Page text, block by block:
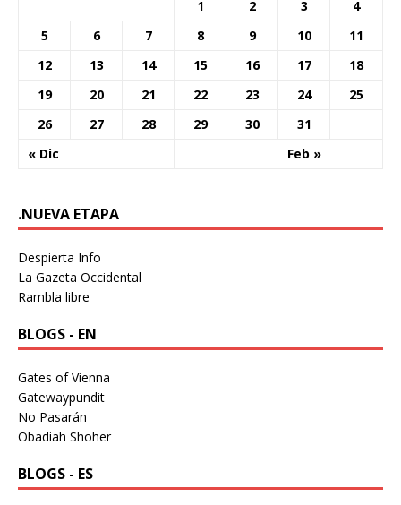
« Dic Feb »
1 2 3
4
5
6 7 8 9 10
11
12
13 14 15 16 17
18
19
20 21 22 23 24
25
26
27 28 29 30 31
.NUEVA ETAPA
Despierta Info
La Gazeta Occidental
Rambla libre
BLOGS - EN
Gates of Vienna
Gatewaypundit
No Pasarán
Obadiah Shoher
BLOGS - ES